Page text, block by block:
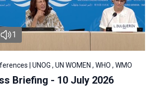
1
| UNOG , UN WOMEN , WHO , WMO
Briefing - 10 July 2026